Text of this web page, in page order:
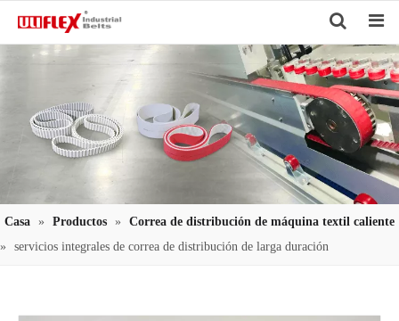
Search
Casa » Productos »
Correa de distribución de máquina textil caliente
»
servicios integrales de correa de distribución de larga duración